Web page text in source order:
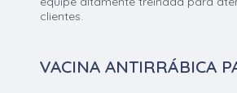
clientes.
VACINA ANTIRRÁBICA